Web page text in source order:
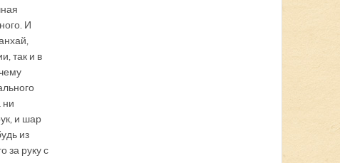
И
так и в
ни
и шар
из
за руку с